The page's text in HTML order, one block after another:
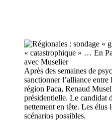
Après des semaines de
sanctionner l’alliance entre
région Paca, Renaud
présidentielle. Le
nettement en tête. Les élus
scénarios possibles.